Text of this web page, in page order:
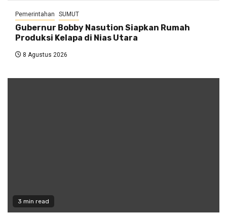
Pemerintahan SUMUT
Gubernur Bobby Nasution Siapkan Rumah
Produksi Kelapa di Nias Utara
8 Agustus 2026
3 min read